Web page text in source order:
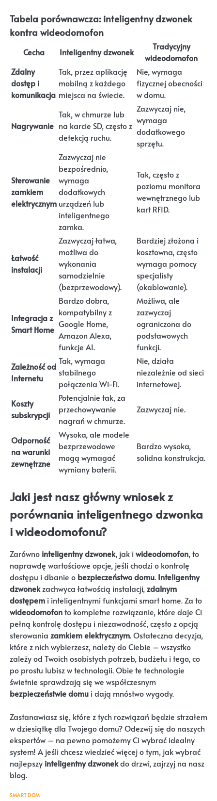
Tabela porównawcza: inteligentny dzwonek
kontra wideodomofon
Cecha Inteligentny dzwonek
Tradycyjny
wideodomofon
Zdalny
dostęp i
komunikacja
Tak, przez aplikację
mobilną z każdego
miejsca na świecie.
Nie, wymaga
fizycznej obecności
w domu.
Nagrywanie
Tak, w chmurze lub
na karcie SD, często z
detekcją ruchu.
Zazwyczaj nie,
wymaga
dodatkowego
sprzętu.
Sterowanie
zamkiem
elektrycznym
Zazwyczaj nie
bezpośrednio,
wymaga
dodatkowych
urządzeń lub
inteligentnego
zamka.
Tak, często z
poziomu monitora
wewnętrznego lub
kart RFID.
Łatwość
instalacji
Zazwyczaj łatwa,
możliwa do
wykonania
samodzielnie
(bezprzewodowy).
Bardziej złożona i
kosztowna, często
wymaga pomocy
specjalisty
(okablowanie).
Integracja z
Smart Home
Bardzo dobra,
kompatybilny z
Google Home,
Amazon Alexa,
funkcje AI.
Możliwa, ale
zazwyczaj
ograniczona do
podstawowych
funkcji.
Zależność od
Internetu
Tak, wymaga
stabilnego
połączenia Wi-Fi.
Nie, działa
niezależnie od sieci
internetowej.
Koszty
subskrypcji
Potencjalnie tak, za
przechowywanie
nagrań w chmurze.
Zazwyczaj nie.
Odporność
na warunki
zewnętrzne
Wysoka, ale modele
bezprzewodowe
mogą wymagać
wymiany baterii.
Bardzo wysoka,
solidna konstrukcja.
Jaki jest nasz główny wniosek z
porównania inteligentnego dzwonka
i wideodomofonu?
Zarówno inteligentny dzwonek, jak iwideodomofon, to
naprawdę wartościowe opcje, jeśli chodzi o kontrolę
dostępu i dbanie o bezpieczeństwo domu. Inteligentny
dzwonekzachwyca łatwością instalacji,zdalnym
dostępem i inteligentnymi funkcjami smart home. Za to
wideodomofonto kompletne rozwiązanie, które daje Ci
pełną kontrolę dostępu i niezawodność, często z opcją
sterowania zamkiem elektrycznym. Ostateczna decyzja,
które z nich wybierzesz, należy do Ciebie – wszystko
zależy od Twoich osobistych potrzeb, budżetu i tego, co
po prostu lubisz w technologii. Obie te technologie
świetnie sprawdzają się we współczesnym
bezpieczeństwie domu i dają mnóstwo wygody.
Zastanawiasz się, które z tych rozwiązań będzie strzałem
w dziesiątkę dla Twojego domu? Odezwij się do naszych
ekspertów – na pewno pomożemy Ci wybrać idealny
system! A jeśli chcesz wiedzieć więcej o tym, jak wybrać
najlepszy inteligentny dzwonekdo drzwi, zajrzyj na nasz
blog.
SMART DOM